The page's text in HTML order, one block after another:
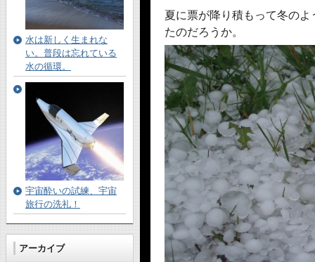
夏に票が降り積もって冬の
たのだろうか。
水は新しく生まれな
い。普段は忘れている
水の循環。
宇宙酔いの試練、宇宙
旅行の洗礼！
アーカイブ